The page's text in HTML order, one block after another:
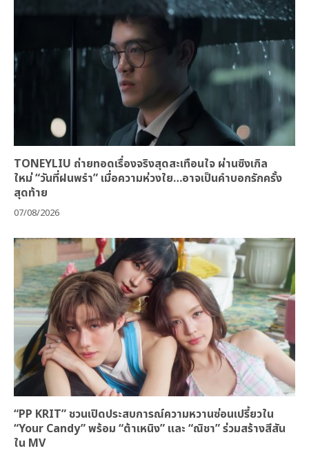
TONEYLIU ถ่ายทอดเรื่องจริงสุดสะเทือนใจ ผ่านซิงเกิล
ใหม่ “วันที่ฝนพรำ” เมื่อความห่วงใย…อาจเป็นคำบอกรักครั้ง
สุดท้าย
07/08/2026
“PP KRIT” ชวนเปิดประสบการณ์ความหวานซ่อนเปรี้ยวใน
“Your Candy” พร้อม “ต้าเหนิง” และ “ณิชา” ร่วมสร้างสีสัน
ใน MV